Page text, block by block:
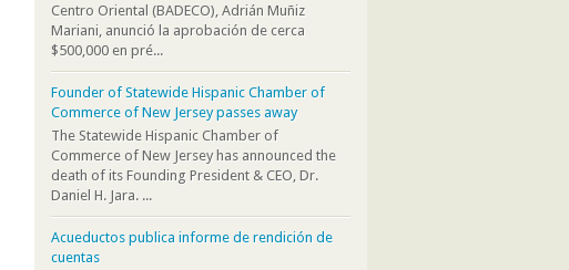
Centro Oriental (BADECO), Adrián Muñiz
Mariani, anunció la aprobación de cerca
$500,000 en pré...
Founder of Statewide Hispanic Chamber of
Commerce of New Jersey passes away
The Statewide Hispanic Chamber of
Commerce of New Jersey has announced the
death of its Founding President & CEO, Dr.
Daniel H. Jara. ...
Acueductos publica informe de rendición de
cuentas